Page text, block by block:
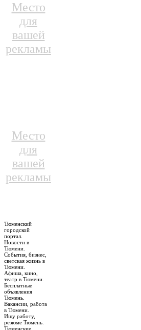
Место
для
вашей
рекламы
Место
для
вашей
рекламы
Тюменский
городской
портал.
Новости в
Тюмени.
События, бизнес,
светская жизнь в
Тюмени.
Афиша, кино,
театр в Тюмени.
Бесплатные
объявления
Тюмень.
Вакансии, работа
в Тюмени.
Ищу работу,
резюме Тюмень.
Тюменские